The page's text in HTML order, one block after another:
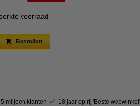
voorraad
Bestellen
5 miljoen klanten 18 jaar op rij 'Beste webwinkel'